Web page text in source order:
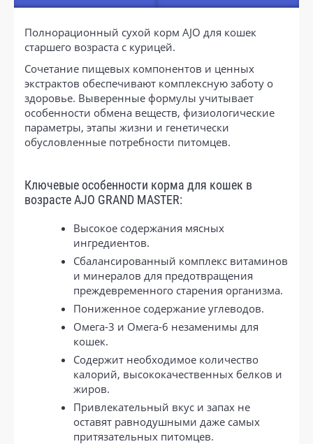
Полнорационный сухой корм AJO для кошек
старшего возраста с курицей.
Сочетание пищевых компонентов и ценных
экстрактов обеспечивают комплексную заботу о
здоровье. Выверенные формулы учитывает
особенности обмена веществ, физиологические
параметры, этапы жизни и генетически
обусловленные потребности питомцев.
Ключевые особенности корма для кошек в
возрасте AJO GRAND MASTER:
Высокое содержания мясных
ингредиентов.
Сбалансированный комплекс витаминов
и минералов для предотвращения
преждевременного старения организма.
Пониженное содержание углеводов.
Омега-3 и Омега-6 незаменимы для
кошек.
Содержит необходимое количество
калорий, высококачественных белков и
жиров.
Привлекательный вкус и запах не
оставят равнодушными даже самых
притязательных питомцев.